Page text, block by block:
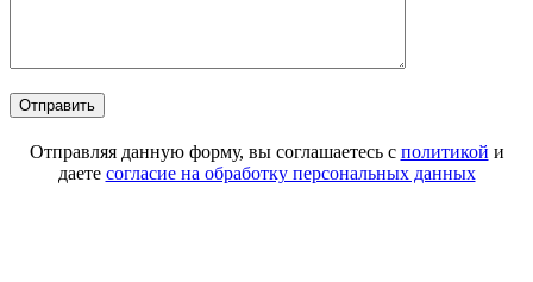
Отправляя данную форму, вы соглашаетесь с политикой и
даете согласие на обработку персональных данных